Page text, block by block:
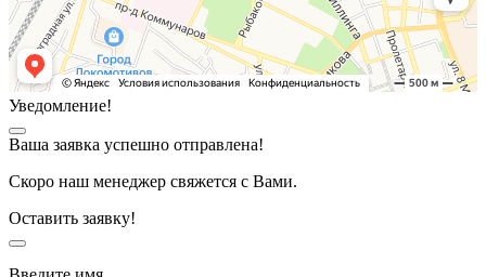
Уведомление!
Ваша заявка успешно отправлена!
Скоро наш менеджер свяжется с Вами.
Оставить заявку!